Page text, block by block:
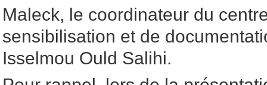
Maleck, le coordinateur du
sensibilisation et de
Isselmou Ould Salihi.